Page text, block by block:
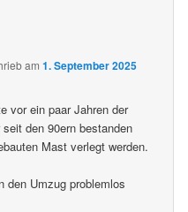
am1. September 2025
vor ein paar Jahren der
den 90ern bestanden
Mast verlegt werden.
den Umzug problemlos